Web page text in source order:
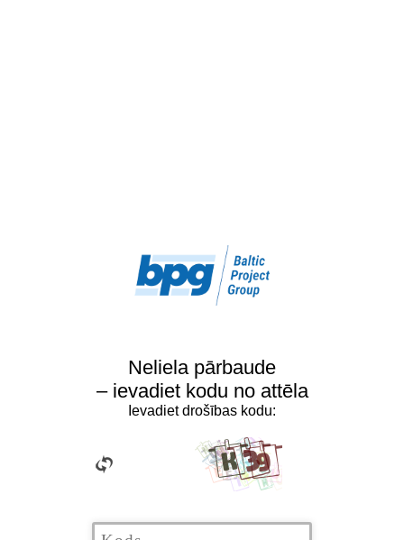
Neliela pārbaude
– ievadiet kodu no attēla
Ievadiet drošības kodu: